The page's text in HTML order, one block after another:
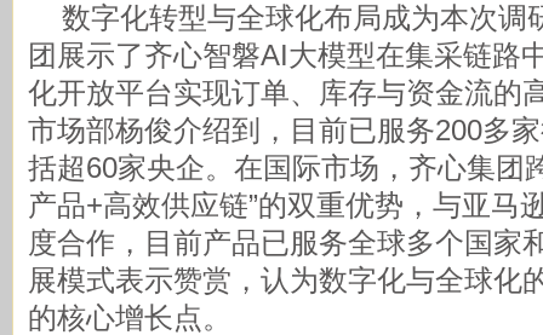
数字化转型与全球化布局成为本次调
团展示了齐心智磐AI大模型在集采链路
化开放平台实现订单、库存与资金流的
市场部杨俊介绍到，目前已服务200多
括超60家央企。在国际市场，齐心集团
产品+高效供应链”的双重优势，与亚马
度合作，目前产品已服务全球多个国家
展模式表示赞赏，认为数字化与全球化
的核心增长点。